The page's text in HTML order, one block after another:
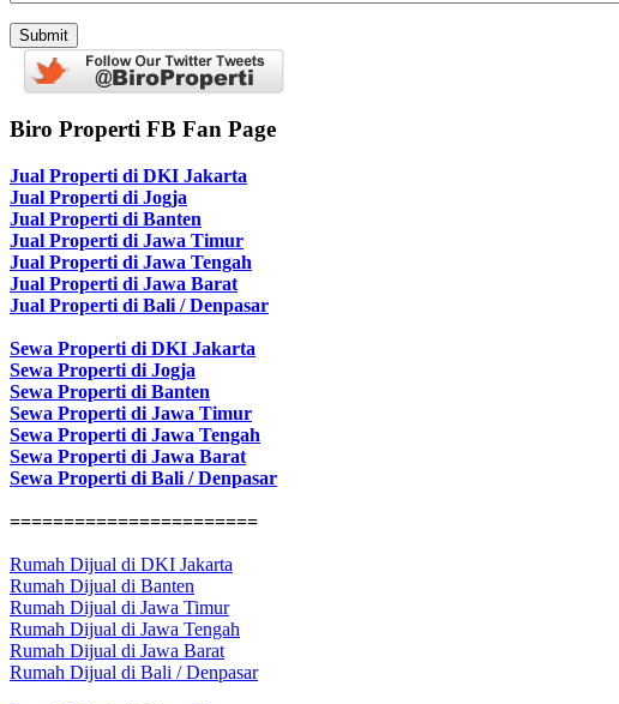
Biro Properti FB Fan Page
Jual Properti di DKI Jakarta
Jual Properti di Jogja
Jual Properti di Banten
Jual Properti di Jawa Timur
Jual Properti di Jawa Tengah
Jual Properti di Jawa Barat
Jual Properti di Bali / Denpasar
Sewa Properti di DKI Jakarta
Sewa Properti di Jogja
Sewa Properti di Banten
Sewa Properti di Jawa Timur
Sewa Properti di Jawa Tengah
Sewa Properti di Jawa Barat
Sewa Properti di Bali / Denpasar
=======================
Rumah Dijual di DKI Jakarta
Rumah Dijual di Banten
Rumah Dijual di Jawa Timur
Rumah Dijual di Jawa Tengah
Rumah Dijual di Jawa Barat
Rumah Dijual di Bali / Denpasar